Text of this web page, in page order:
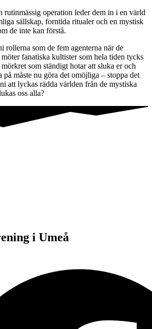
rutinmässig operation leder dem in i en värld
sällskap, forntida ritualer och en mystisk
de inte kan förstå.
rollerna som de fem agenterna när de
fanatiska kultister som hela tiden tycks
som ständigt hotar att sluka er och
måste nu göra det omöjliga – stoppa det
att lyckas rädda världen från de mystiska
oss alla?
i Umeå